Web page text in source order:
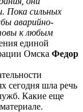
Пока сильных
аварийно-
к любым
единой
Омска Федор
сегодня шла речь
Какие еще